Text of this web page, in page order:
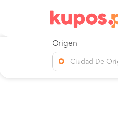
Origen
Ciudad De